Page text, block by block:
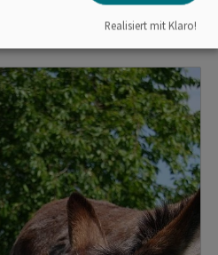
Realisiert mit Klaro!